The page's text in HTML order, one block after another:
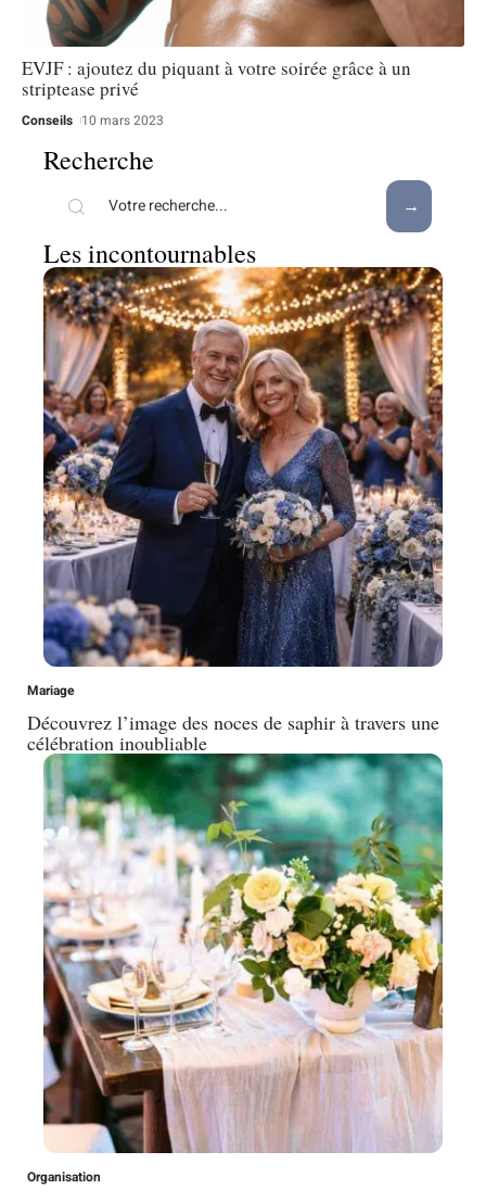
EVJF : ajoutez du piquant à votre soirée grâce à un
striptease privé
Conseils 10 mars 2023
Recherche
Les incontournables
Mariage
Découvrez l’image des noces de saphir à travers une
célébration inoubliable
Organisation